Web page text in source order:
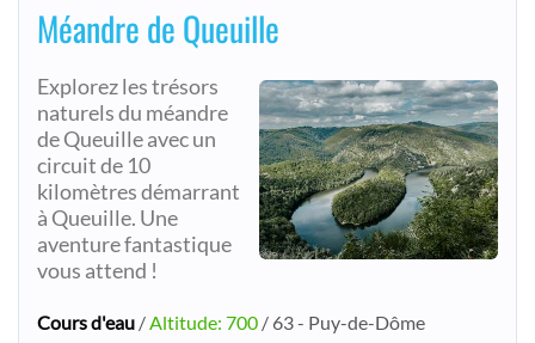
Méandre de Queuille
Explorez les trésors
naturels du méandre
de Queuille avec un
circuit de 10
kilomètres démarrant
à Queuille. Une
aventure fantastique
vous attend !
Cours d'eau /Altitude: 700 / 63 - Puy-de-Dôme